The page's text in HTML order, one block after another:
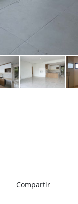
Compartir